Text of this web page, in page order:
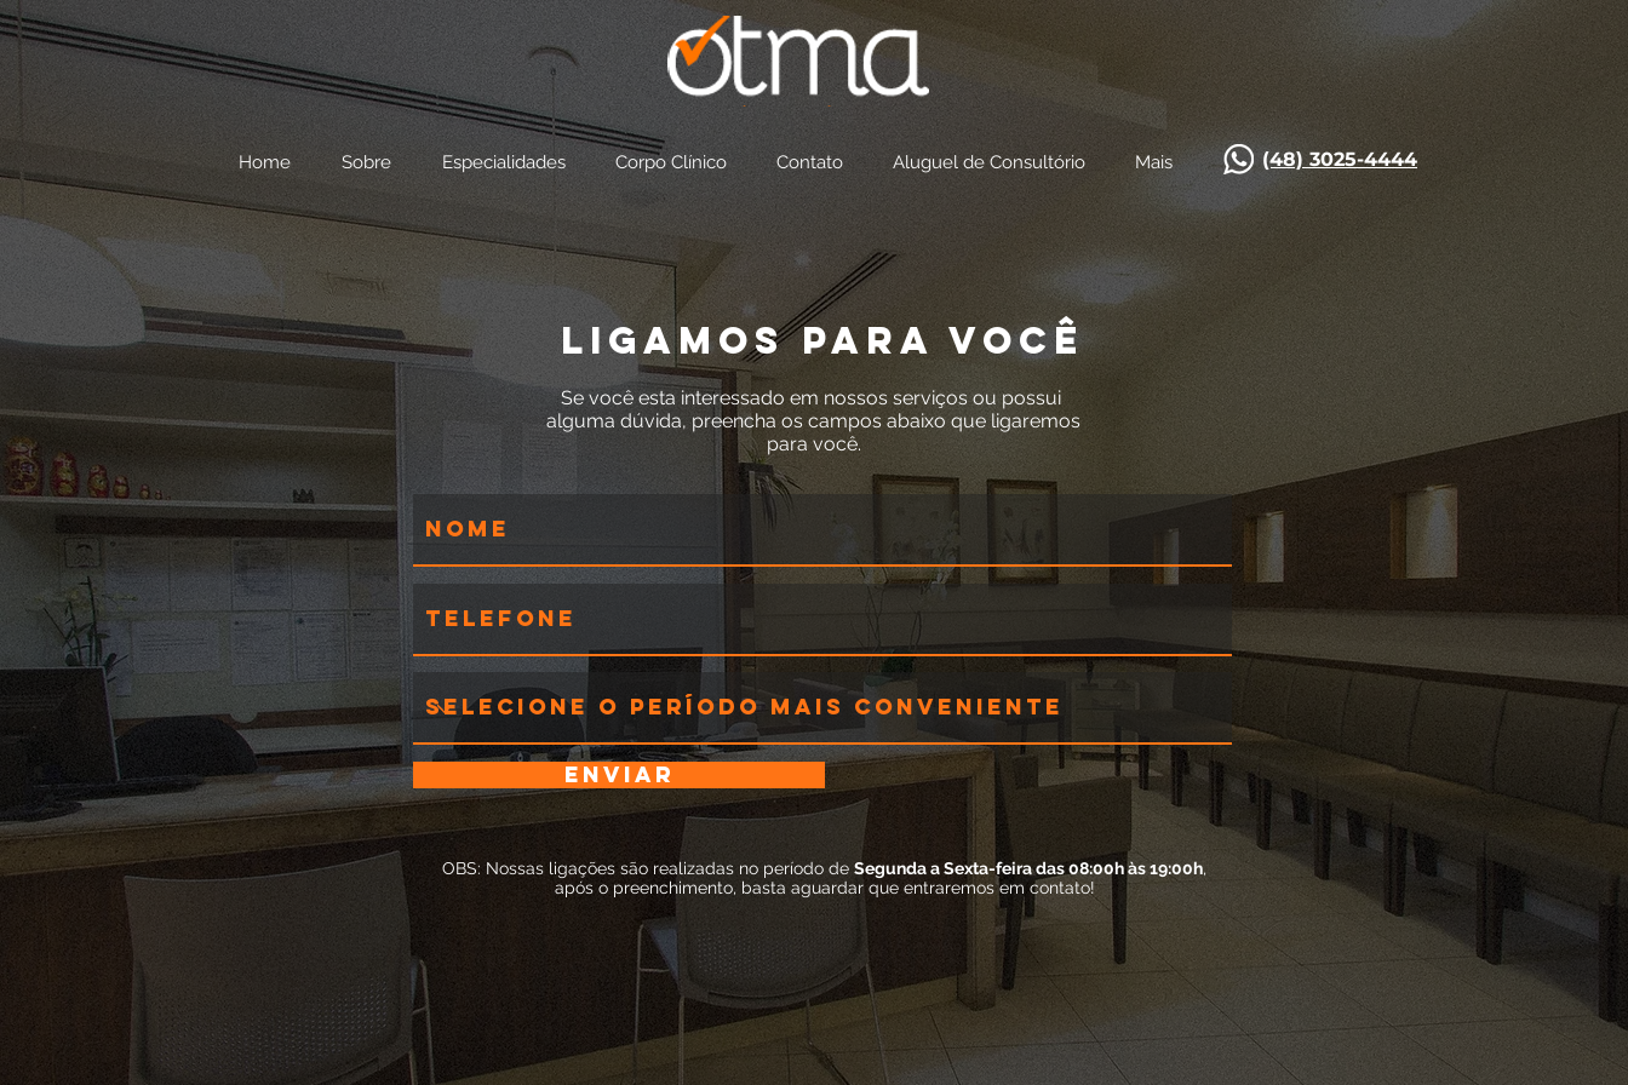
Home Sobre Especialidades Corpo Clínico Contato Aluguel de Consultório Mais (48) 3025-4444
LIGAMOS PARA VOCÊ
Se você esta interessado em nossos serviços ou possui
alguma dúvida, preencha os campos abaixo que ligaremos
para você.
Enviar
OBS: Nossas ligações são realizadas no período de Segunda a Sexta-feira das 08:00h às 19:00h,
após o preenchimento, basta aguardar que entraremos em contato!